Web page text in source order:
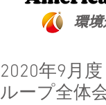
環境
2020年9月
ループ全体